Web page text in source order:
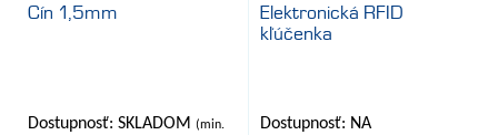
Cín 1,5mm
Dostupnosť: SKLADOM (min.
Elektronická RFID
kľúčenka
- 10%
Dostupnosť: NA